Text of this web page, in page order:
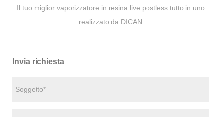
Il tuo miglior vaporizzatore in resina live postless tutto in uno
realizzato da DICAN
Invia richiesta